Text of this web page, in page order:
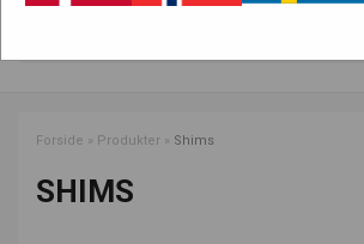
Forside » Produkter » Shims
SHIMS